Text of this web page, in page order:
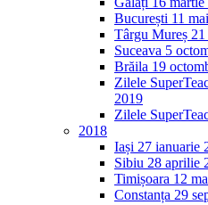
București 11
Târgu Mureș
Suceava 5
Brăila 19
Zilele
2019
Zilele
2018
Iași 27 ianuarie
Sibiu 28 aprilie
Timișoara 12
Constanța 29